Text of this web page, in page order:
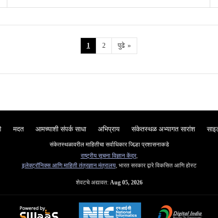
1 2 पुढे »
मदत आमच्याशी संपर्क साधा अभिप्राय संकेतस्थळ अभ्यागत सारांश
संकेतस्थळावरील माहितीचा सर्वाधिकार जिल्हा प्रशासनाकडे
राष्ट्रीय सूचना विज्ञान केंद्र,
इलेक्ट्रॉनिक्स आणि माहिती तंत्रज्ञान मंत्रालय, भारत सरकार द्वारे विकसित आणि होस्ट
शेवटचे अद्यावत: Aug 05, 2026